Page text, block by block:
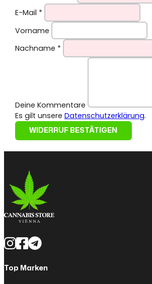
E-Mail *erforderlich
Vorname
Nachname *erforderlich
Deine Kommentare
Es gilt unsere Datenschutzerklärung.
WIDERRUF BESTÄTIGEN
Top Marken